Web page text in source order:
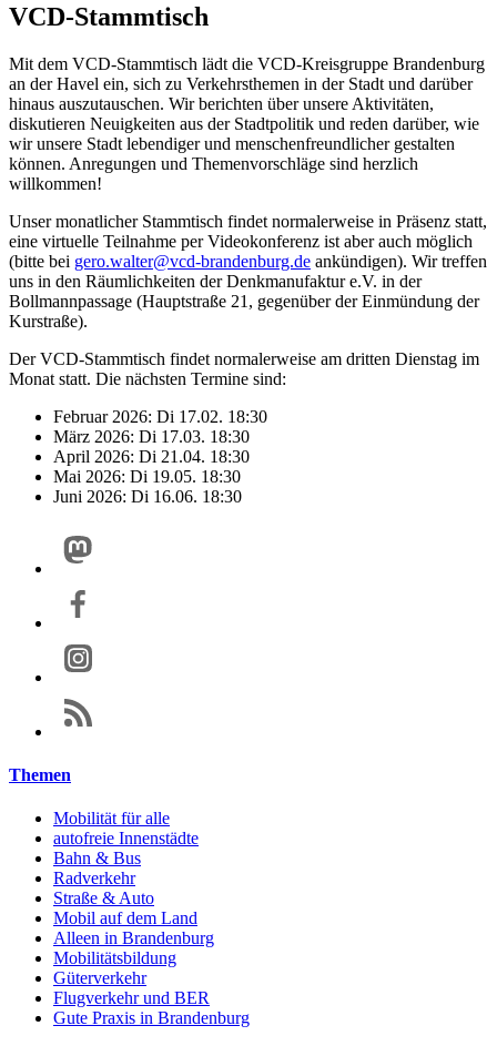
VCD-Stammtisch
Mit dem VCD-Stammtisch lädt die VCD-Kreisgruppe Brandenburg
an der Havel ein, sich zu Verkehrsthemen in der Stadt und darüber
hinaus auszutauschen. Wir berichten über unsere Aktivitäten,
diskutieren Neuigkeiten aus der Stadtpolitik und reden darüber, wie
wir unsere Stadt lebendiger und menschenfreundlicher gestalten
können. Anregungen und Themenvorschläge sind herzlich
willkommen!
Unser monatlicher Stammtisch findet normalerweise in Präsenz statt,
eine virtuelle Teilnahme per Videokonferenz ist aber auch möglich
(bitte bei gero.walter@vcd-brandenburg.de ankündigen). Wir treffen
uns in den Räumlichkeiten der Denkmanufaktur e.V. in der
Bollmannpassage (Hauptstraße 21, gegenüber der Einmündung der
Kurstraße).
Der VCD-Stammtisch findet normalerweise am dritten Dienstag im
Monat statt. Die nächsten Termine sind:
Februar 2026: Di 17.02. 18:30
März 2026: Di 17.03. 18:30
April 2026: Di 21.04. 18:30
Mai 2026: Di 19.05. 18:30
Juni 2026: Di 16.06. 18:30
Themen
Mobilität für alle
autofreie Innenstädte
Bahn & Bus
Radverkehr
Straße & Auto
Mobil auf dem Land
Alleen in Brandenburg
Mobilitätsbildung
Güterverkehr
Flugverkehr und BER
Gute Praxis in Brandenburg